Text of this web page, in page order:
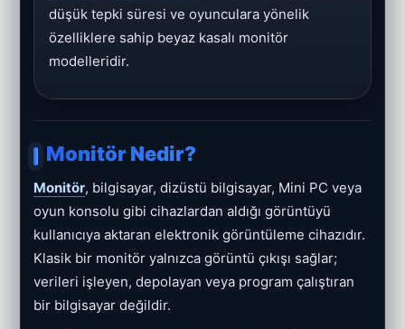
düşük tepki süresi ve oyunculara yönelik
özelliklere sahip beyaz kasalı monitör
modelleridir.
Monitör Nedir?
Monitör, bilgisayar, dizüstü bilgisayar, Mini PC veya
oyun konsolu gibi cihazlardan aldığı görüntüyü
kullanıcıya aktaran elektronik görüntüleme cihazıdır.
Klasik bir monitör yalnızca görüntü çıkışı sağlar;
verileri işleyen, depolayan veya program çalıştıran
bir bilgisayar değildir.